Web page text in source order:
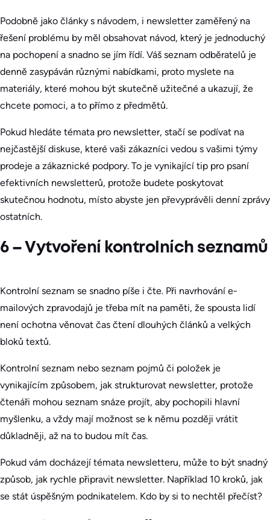
Podobně jako články s návodem, i newsletter zaměřený na
řešení problému by měl obsahovat návod, který je jednoduchý
na pochopení a snadno se jím řídí. Váš seznam odběratelů je
denně zasypáván různými nabídkami, proto myslete na
materiály, které mohou být skutečně užitečné a ukazují, že
chcete pomoci, a to přímo z předmětů.
Pokud hledáte témata pro newsletter, stačí se podívat na
nejčastější diskuse, které vaši zákazníci vedou s vašimi týmy
prodeje a zákaznické podpory. To je vynikající tip pro psaní
efektivních newsletterů, protože budete poskytovat
skutečnou hodnotu, místo abyste jen převyprávěli denní zprávy
ostatních.
6 – Vytvoření kontrolních seznamů
Kontrolní seznam se snadno píše i čte. Při navrhování e-
mailových zpravodajů je třeba mít na paměti, že spousta lidí
není ochotna věnovat čas čtení dlouhých článků a velkých
bloků textů.
Kontrolní seznam nebo seznam pojmů či položek je
vynikajícím způsobem, jak strukturovat newsletter, protože
čtenáři mohou seznam snáze projít, aby pochopili hlavní
myšlenku, a vždy mají možnost se k němu později vrátit
důkladněji, až na to budou mít čas.
Pokud vám docházejí témata newsletteru, může to být snadný
způsob, jak rychle připravit newsletter. Například 10 kroků, jak
se stát úspěšným podnikatelem. Kdo by si to nechtěl přečíst?